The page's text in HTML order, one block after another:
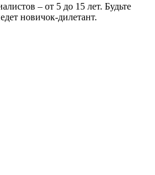
– от 5 до 15 лет. Будьте
новичок-дилетант.